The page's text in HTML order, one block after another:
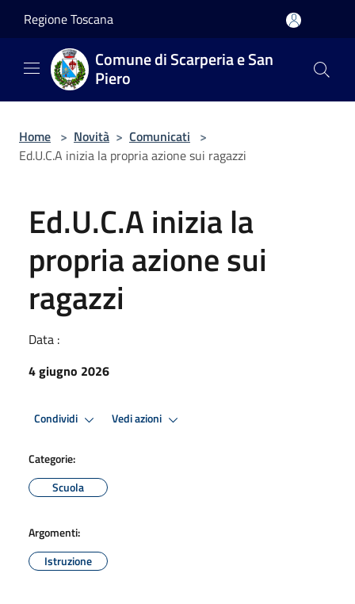
Regione Toscana
Comune di Scarperia e San
Piero
Home > Novità > Comunicati >
Ed.U.C.A inizia la propria azione sui ragazzi
Ed.U.C.A inizia la
propria azione sui
ragazzi
Data :
4 giugno 2026
Condividi Vedi azioni
Categorie:
Scuola
Argomenti:
Istruzione